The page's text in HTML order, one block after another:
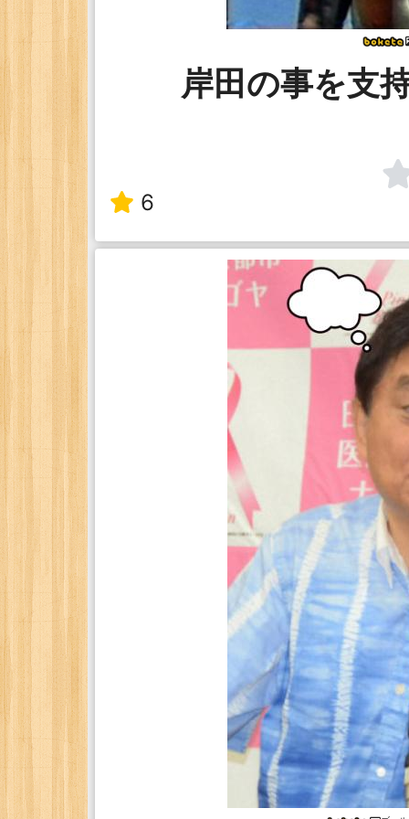
岸田の事を支
6